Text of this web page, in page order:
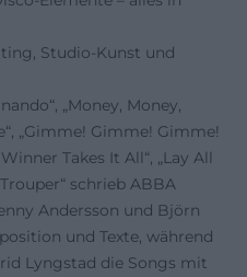
Studio-Kunst und
„Money, Money,
„Gimme! Gimme! Gimme!
Takes It All“, „Lay All
schrieb ABBA
Andersson und Björn
und Texte, während
Lyngstad die Songs mit